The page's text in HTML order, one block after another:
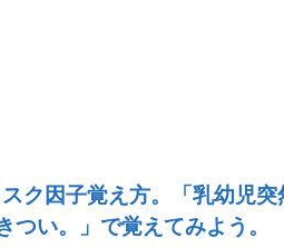
ク因子覚え方。「乳幼児突
い。」で覚えてみよう。